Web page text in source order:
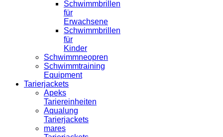
Schwimmbrillen
für
Erwachsene
Schwimmbrillen
für
Kinder
Schwimmneopren
Schwimmtraining
Equipment
Tarierjackets
Apeks
Tariereinheiten
Aqualung
Tarierjackets
mares